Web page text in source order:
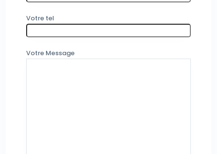
Votre tel
Votre Message